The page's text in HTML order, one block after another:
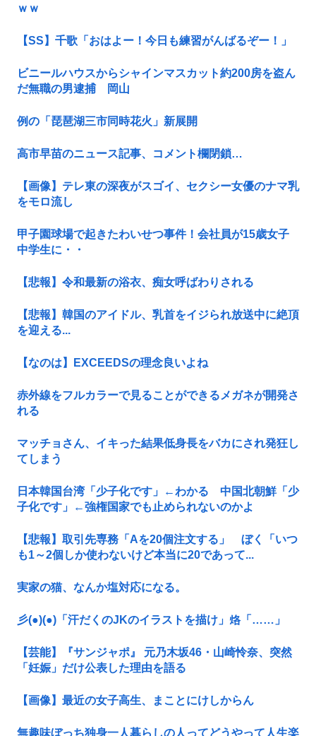
ｗｗ
【SS】千歌「おはよー！今日も練習がんばるぞー！」
ビニールハウスからシャインマスカット約200房を盗ん
だ無職の男逮捕 岡山
例の「琵琶湖三市同時花火」新展開
高市早苗のニュース記事、コメント欄閉鎖…
【画像】テレ東の深夜がスゴイ、セクシー女優のナマ乳
をモロ流し
甲子園球場で起きたわいせつ事件！会社員が15歳女子
中学生に・・
【悲報】令和最新の浴衣、痴女呼ばわりされる
【悲報】韓国のアイドル、乳首をイジられ放送中に絶頂
を迎える...
【なのは】EXCEEDSの理念良いよね
赤外線をフルカラーで見ることができるメガネが開発さ
れる
マッチョさん、イキった結果低身長をバカにされ発狂し
てしまう
日本韓国台湾「少子化です」←わかる 中国北朝鮮「少
子化です」←強権国家でも止められないのかよ
【悲報】取引先専務「Aを20個注文する」 ぼく「いつ
も1～2個しか使わないけど本当に20であって...
実家の猫、なんか塩対応になる。
彡(●)(●)「汗だくのJKのイラストを描け」烙「……」
【芸能】『サンジャポ』 元乃木坂46・山崎怜奈、突然
「妊娠」だけ公表した理由を語る
【画像】最近の女子高生、まことにけしからん
無趣味ぼっち独身一人暮らしの人ってどうやって人生楽